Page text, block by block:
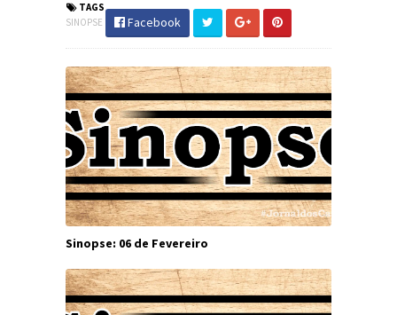
TAGS
SINOPSE
Facebook
Sinopse: 06 de Fevereiro